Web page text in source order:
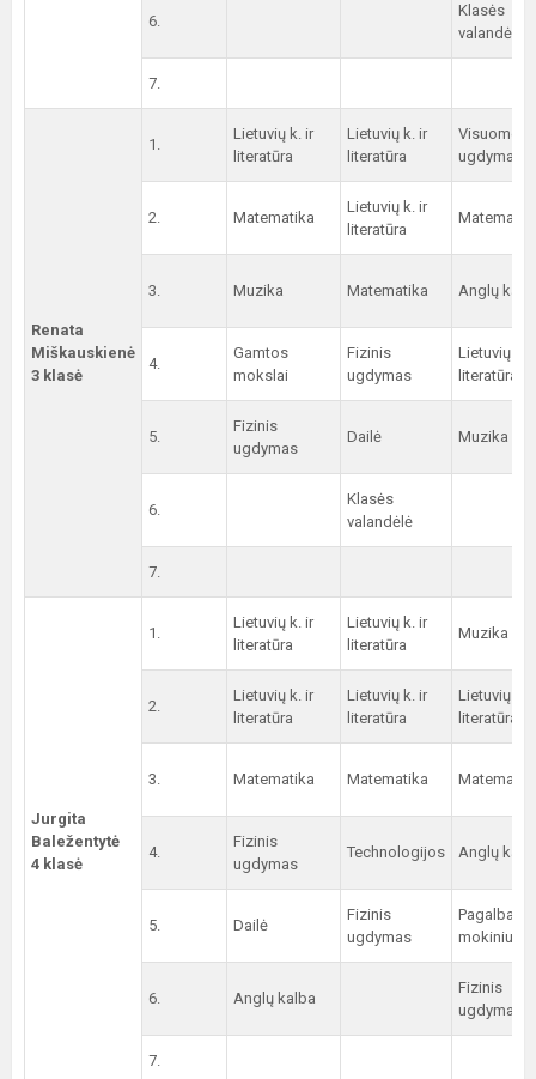
6.
Klasės
valandėlė
7.
Renata
Miškauskienė
3 klasė
1.
Lietuvių k. ir
literatūra
Lietuvių k. ir
literatūra
ugdymas
2. Matematika
Lietuvių k. ir
literatūra
3. Muzika Matematika Anglų
4.
Gamtos
mokslai
Fizinis
ugdymas
Lietuvių k.
literatūra
5.
Fizinis
ugdymas
Dailė Muzika
6.
Klasės
valandėlė
7.
Jurgita
Baležentytė
4 klasė
1.
Lietuvių k. ir
literatūra
Lietuvių k. ir
literatūra
Muzika
2.
Lietuvių k. ir
literatūra
Lietuvių k. ir
literatūra
Lietuvių k.
literatūra
3. Matematika Matematika
4.
Fizinis
ugdymas
Technologijos Anglų
5. Dailė
Fizinis
ugdymas
Pagalba
mokiniui
6. Anglų kalba
Fizinis
ugdymas
7.